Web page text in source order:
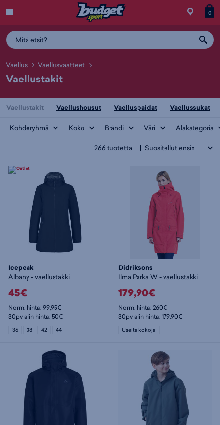
Siirry
0
Vaellus Vaellusvaatteet
Vaellustakit
Vaellustakit Vaellushousut Vaelluspaidat Vaellussukat
Kohderyhmä Koko Brändi Väri Alakategoria
266 tuotetta
Icepeak
Albany - vaellustakki
45€
Norm. hinta:99,95€
30pv alin hinta: 50€
36 38 42 44
Didriksons
Ilma Parka W - vaellustakki
179,90€
Norm. hinta:260€
30pv alin hinta: 179,90€
Useita kokoja